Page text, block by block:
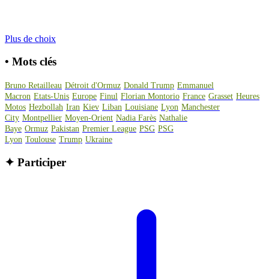
Plus de choix
• Mots clés
Bruno Retailleau Détroit d'Ormuz Donald Trump Emmanuel
Macron Etats-Unis Europe Finul Florian Montorio France Grasset Heures
Motos Hezbollah Iran Kiev Liban Louisiane Lyon Manchester
City Montpellier Moyen-Orient Nadia Farès Nathalie
Baye Ormuz Pakistan Premier League PSG PSG
Lyon Toulouse Trump Ukraine
✦ Participer